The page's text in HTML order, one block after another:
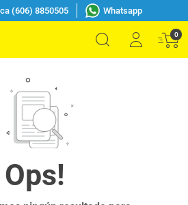
(606) 8850505 Whatsapp
0